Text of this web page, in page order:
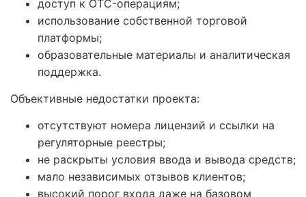
доступ к OTC-операциям;
использование собственной торговой
платформы;
образовательные материалы и аналитическая
поддержка.
Объективные недостатки проекта:
отсутствуют номера лицензий и ссылки на
регуляторные реестры;
не раскрыты условия ввода и вывода средств;
мало независимых отзывов клиентов;
высокий порог входа даже на базовом